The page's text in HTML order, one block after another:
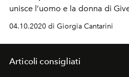
unisce l’uomo e la donna di
04.10.2020 di Giorgia Cantarini
Articoli consigliati